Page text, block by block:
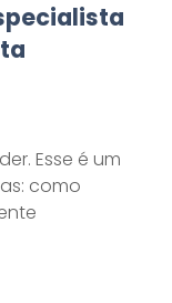
Esse é um
como